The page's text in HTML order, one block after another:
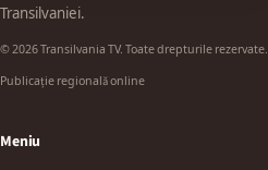
Transilvaniei.
© 2026 Transilvania TV. Toate drepturile rezervate.
Publicație regională online
Meniu